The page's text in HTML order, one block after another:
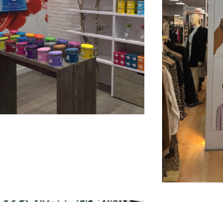
KUSMI TEA
Affichage Branding Enseigne